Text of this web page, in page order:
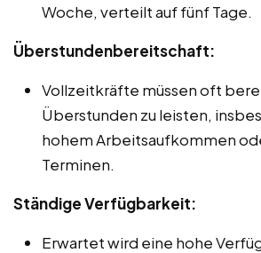
Woche, verteilt auf fünf Tage.
Überstundenbereitschaft:
Vollzeitkräfte müssen oft
Überstunden zu leisten,
hohem Arbeitsaufkommen
Terminen.
Ständige Verfügbarkeit:
Erwartet wird eine hohe